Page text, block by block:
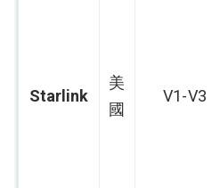
Starlink
美
國
V1-V3